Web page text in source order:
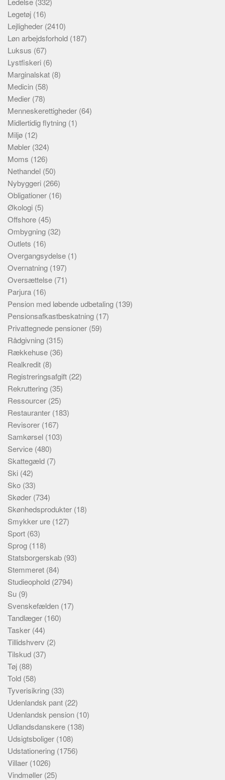
Legetøj (16)
Lejligheder (2410)
Løn arbejdsforhold (187)
Luksus (67)
Lystfiskeri (6)
Marginalskat (8)
Medicin (58)
Medier (78)
Menneskerettigheder (64)
Midlertidig flytning (1)
Miljø (12)
Møbler (324)
Moms (126)
Nethandel (50)
Nybyggeri (266)
Obligationer (16)
Økologi (5)
Offshore (45)
Ombygning (32)
Outlets (16)
Overgangsydelse (1)
Overnatning (197)
Oversættelse (71)
Parjura (16)
Pension med løbende udbetaling (139)
Pensionsafkastbeskatning (17)
Privattegnede pensioner (59)
Rådgivning (315)
Rækkehuse (36)
Realkredit (8)
Registreringsafgift (22)
Rekruttering (35)
Ressourcer (25)
Restauranter (183)
Revisorer (167)
Samkørsel (103)
Service (480)
Skattegæld (7)
Ski (42)
Sko (33)
Skøder (734)
Skønhedsprodukter (18)
Smykker ure (127)
Sport (63)
Sprog (118)
Statsborgerskab (93)
Stemmeret (84)
Studieophold (2794)
Su (9)
Svenskefælden (17)
Tandlæger (160)
Tasker (44)
Tillidshverv (2)
Tilskud (37)
Tøj (88)
Told (58)
Tyverisikring (33)
Udenlandsk pant (22)
Udenlandsk pension (10)
Udlandsdanskere (138)
Udsigtsboliger (108)
Udstationering (1756)
Villaer (1026)
Vindmøller (25)